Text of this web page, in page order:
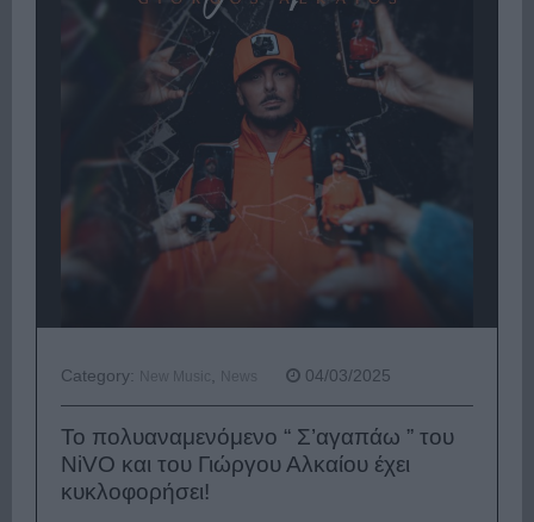
Category: New Music News 04/03/2025
Το πολυαναμενόμενο “ Σ’αγαπάω ” του
ΝiVO και του Γιώργου Αλκαίου έχει
κυκλοφορήσει!